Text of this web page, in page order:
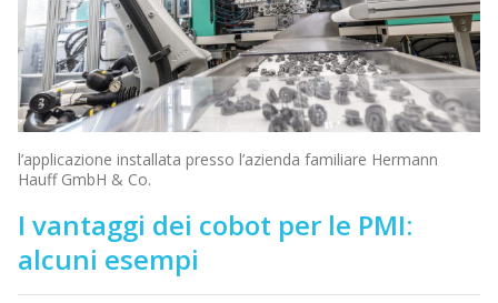
l’applicazione installata presso l’azienda familiare Hermann
Hauff GmbH & Co.
I vantaggi dei cobot per le PMI:
alcuni esempi